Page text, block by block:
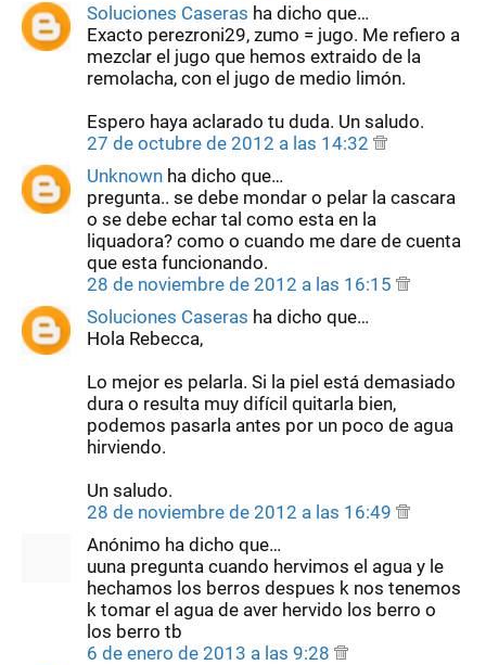
Soluciones Caseras ha dicho que…
Exacto perezroni29, zumo = jugo. Me refiero a
mezclar el jugo que hemos extraido de la
remolacha, con el jugo de medio limón.
Espero haya aclarado tu duda. Un saludo.
27 de octubre de 2012 a las 14:32
Unknown ha dicho que…
pregunta.. se debe mondar o pelar la cascara
o se debe echar tal como esta en la
liquadora? como o cuando me dare de cuenta
que esta funcionando.
28 de noviembre de 2012 a las 16:15
Soluciones Caseras ha dicho que…
Hola Rebecca,
Lo mejor es pelarla. Si la piel está demasiado
dura o resulta muy difícil quitarla bien,
podemos pasarla antes por un poco de agua
hirviendo.
Un saludo.
28 de noviembre de 2012 a las 16:49
Anónimo ha dicho que…
uuna pregunta cuando hervimos el agua y le
hechamos los berros despues k nos tenemos
k tomar el agua de aver hervido los berro o
los berro tb
6 de enero de 2013 a las 9:28